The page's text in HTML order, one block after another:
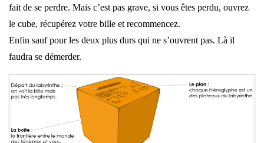
fait de se perdre. Mais c’est pas grave, si vous êtes perdu, ouvrez
le cube, récupérez votre bille et recommencez.
Enfin sauf pour les deux plus durs qui ne s’ouvrent pas. Là il
faudra se démerder.